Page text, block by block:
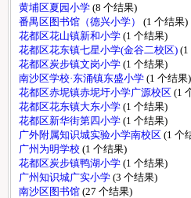
黄埔区夏园小学 (8 个结果)
番禺区图书馆（德兴小学） (1 个结果)
花都区花山镇新和小学 (1 个结果)
花都区花东镇七星小学(金谷二校区) (1
花都区炭步镇文岗小学 (1 个结果)
南沙区学校·东涌镇东盛小学 (1 个结果)
花都区赤坭镇赤坭圩小学广源校区 (1
花都区花东镇大东小学 (1 个结果)
花都区新华街第四小学 (1 个结果)
广外附属知识城实验小学南校区 (1 个
广州为明学校 (1 个结果)
花都区炭步镇鸭湖小学 (1 个结果)
广州知识城广实小学 (3 个结果)
南沙区图书馆 (27 个结果)